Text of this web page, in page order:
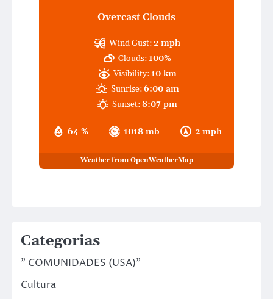
Overcast Clouds
64 % 1018 mb 2 mph
Wind Gust:2 mph
Clouds: 100%
Visibility: 10 km
Sunrise:6:00 am
Sunset:8:07 pm
Weather from OpenWeatherMap
Categorias
" COMUNIDADES (USA)"
Cultura